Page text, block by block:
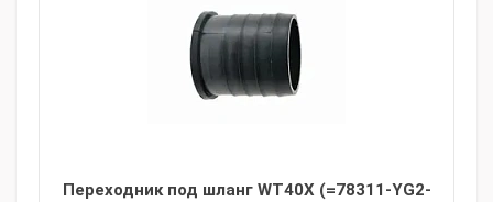
Переходник под шланг WT40X (=78311-YG2-